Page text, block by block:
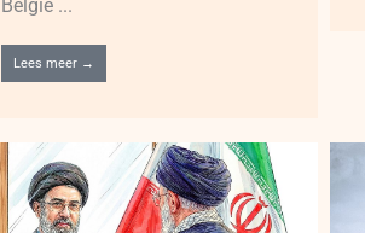
België ...
Lees meer →